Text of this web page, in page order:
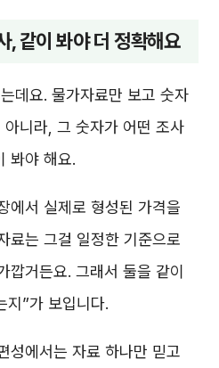
, 같이 봐야 더 정확해요
데요. 물가자료만 보고 숫자
니라, 그 숫자가 어떤 조사
봐야 해요.
에서 실제로 형성된 가격을
료는 그걸 일정한 기준으로
깝거든요. 그래서 둘을 같이
지”가 보입니다.
성에서는 자료 하나만 믿고